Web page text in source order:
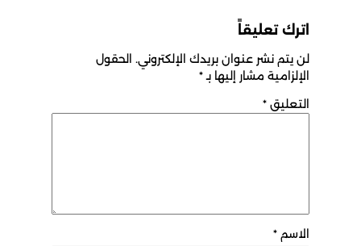
اترك تعليقاً
لن يتم نشر عنوان بريدك الإلكتروني. الحقول
الإلزامية مشار إليها بـ*
التعليق *
الاسم *